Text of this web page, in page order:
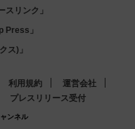
リンク」
Press」
ス)」
利用規約
運営会社
プレスリリース受付
ンネル